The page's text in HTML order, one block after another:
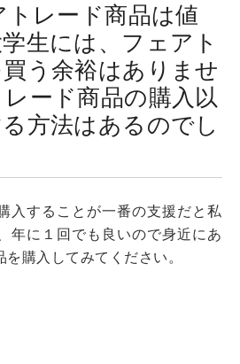
レード商品は値
生には、フェアト
う余裕はありませ
ード商品の購入以
方法はあるのでし
入することが一番の支援だと私
年に１回でも良いので身近にあ
購入してみてください。